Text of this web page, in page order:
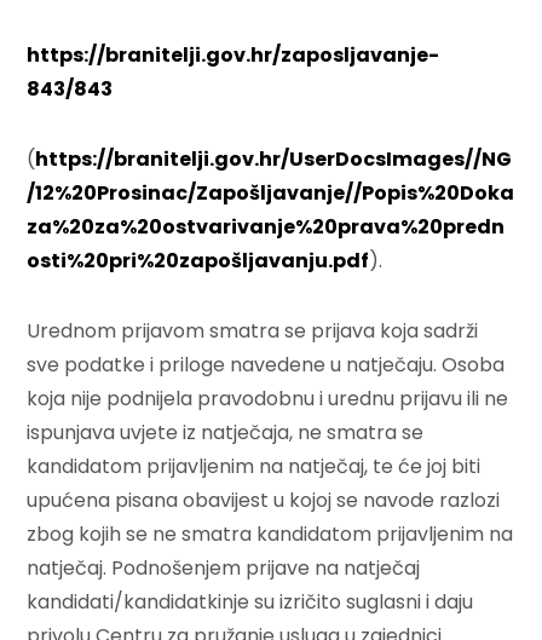
https://branitelji.gov.hr/zaposljavanje-
843/843
(https://branitelji.gov.hr/UserDocsImages//NG
/12%20Prosinac/Zapošljavanje//Popis%20Doka
za%20za%20ostvarivanje%20prava%20predn
osti%20pri%20zapošljavanju.pdf).
Urednom prijavom smatra se prijava koja sadrži
sve podatke i priloge navedene u natječaju. Osoba
koja nije podnijela pravodobnu i urednu prijavu ili ne
ispunjava uvjete iz natječaja, ne smatra se
kandidatom prijavljenim na natječaj, te će joj biti
upućena pisana obavijest u kojoj se navode razlozi
zbog kojih se ne smatra kandidatom prijavljenim na
natječaj. Podnošenjem prijave na natječaj
kandidati/kandidatkinje su izričito suglasni i daju